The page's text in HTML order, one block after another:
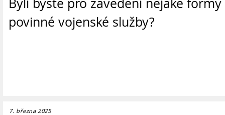
povinné vojenské služby?
7. března 2025